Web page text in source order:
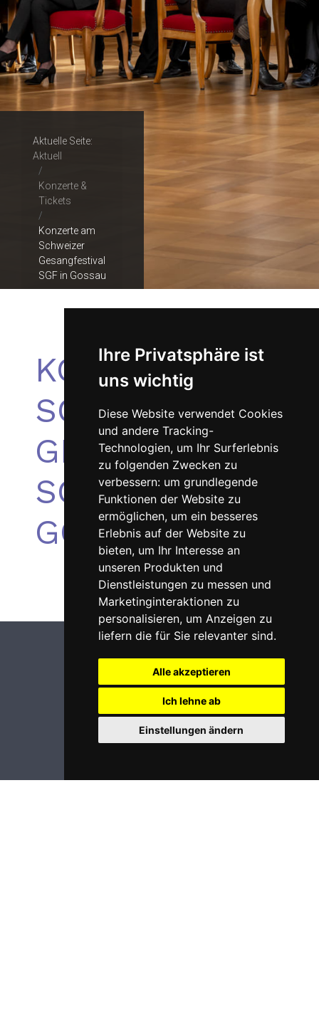
Ihre Privatsphäre ist
uns wichtig
Diese Website verwendet Cookies
und andere Tracking-
Technologien, um Ihr Surferlebnis
zu folgenden Zwecken zu
verbessern: um grundlegende
Funktionen der Website zu
ermöglichen, um ein besseres
Erlebnis auf der Website zu
bieten, um Ihr Interesse an
unseren Produkten und
Dienstleistungen zu messen und
Marketinginteraktionen zu
personalisieren, um Anzeigen zu
liefern die für Sie relevanter sind.
Alle akzeptieren
Ich lehne ab
Einstellungen ändern
Aktuelle Seite:
Aktuell
Konzerte &
Tickets
Konzerte am
Schweizer
Gesangfestival
SGF in Gossau
KONZERTE AM
SCHWEIZER
SGF IN
GOSSAU